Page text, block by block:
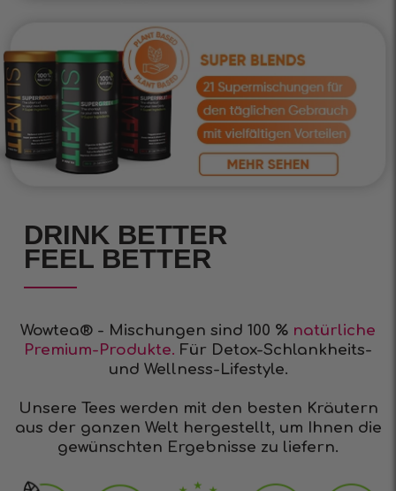
DRINK BETTER
FEEL BETTER
Wowtea® - Mischungen sind 100 % natürliche
Premium-Produkte. Für Detox-Schlankheits-
und Wellness-Lifestyle.
Unsere Tees werden mit den besten Kräutern
aus der ganzen Welt hergestellt, um Ihnen die
gewünschten Ergebnisse zu liefern.